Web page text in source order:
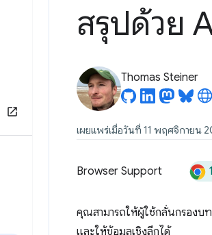
สรุปด้วย
Thomas Steiner
เผยแพร่เมื่อวันที่ 11 พฤศจิกายน
Browser Support
คุณสามารถให้ผู้ใช้กลั่นกรองบ
และให้ข้อมูลเชิงลึกได้